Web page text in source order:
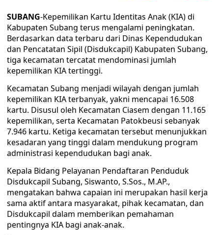
SUBANG-Kepemilikan Kartu Identitas Anak (KIA) di
Kabupaten Subang terus mengalami peningkatan.
Berdasarkan data terbaru dari Dinas Kependudukan
dan Pencatatan Sipil (Disdukcapil) Kabupaten Subang,
tiga kecamatan tercatat mendominasi jumlah
kepemilikan KIA tertinggi.
Kecamatan Subang menjadi wilayah dengan jumlah
kepemilikan KIA terbanyak, yakni mencapai 16.508
kartu. Disusul oleh Kecamatan Ciasem dengan 11.165
kepemilikan, serta Kecamatan Patokbeusi sebanyak
7.946 kartu. Ketiga kecamatan tersebut menunjukkan
kesadaran yang tinggi dalam mendukung program
administrasi kependudukan bagi anak.
Kepala Bidang Pelayanan Pendaftaran Penduduk
Disdukcapil Subang, Siswanto, S.Sos., M.AP.,
mengatakan bahwa capaian ini merupakan hasil kerja
sama aktif antara masyarakat, pihak kecamatan, dan
Disdukcapil dalam memberikan pemahaman
pentingnya KIA bagi anak-anak.